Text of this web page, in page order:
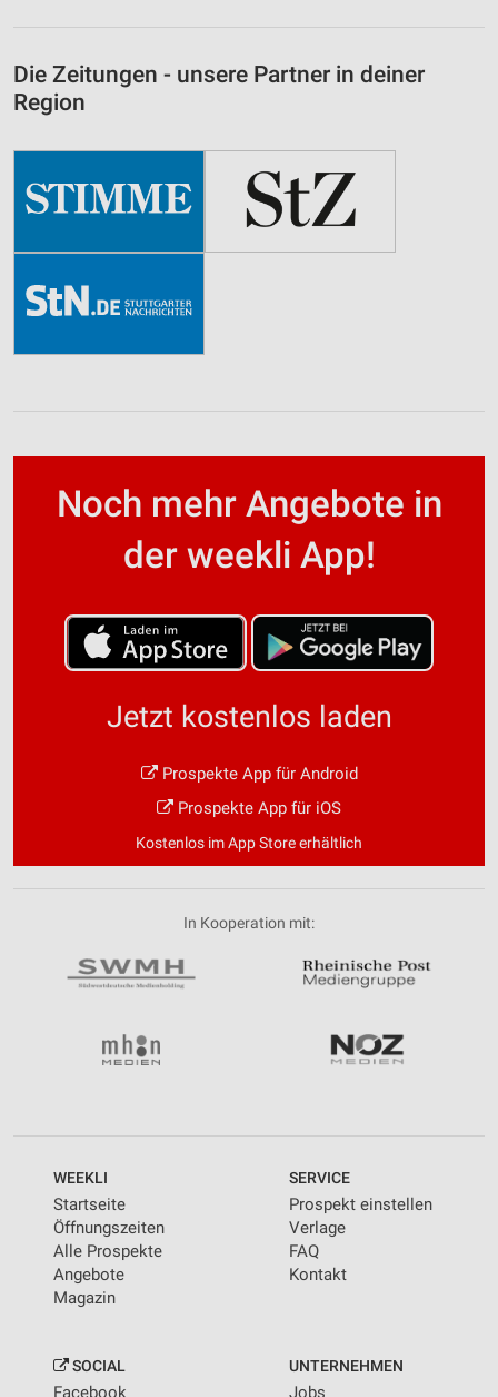
Die Zeitungen - unsere Partner in deiner
Region
Noch mehr Angebote in
der weekli App!
Jetzt kostenlos laden
Prospekte App für Android
Prospekte App für iOS
Kostenlos im App Store erhältlich
In Kooperation mit:
WEEKLI
Startseite
Öffnungszeiten
Alle Prospekte
Angebote
Magazin
SERVICE
Prospekt einstellen
Verlage
FAQ
Kontakt
SOCIAL
Facebook
UNTERNEHMEN
Jobs